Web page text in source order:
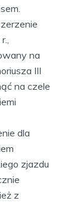
na
III
na czele
dla
zjazdu
z